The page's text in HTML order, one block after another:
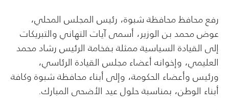
رفع محافظ محافظة شبوة، رئيس المجلس المحلي،
عوض محمد بن الوزير، أسمى آيات التهاني والتبريكات
إلى القيادة السياسية ممثلة بفخامة الرئيس رشاد محمد
العليمي، وإخوانه أعضاء مجلس القيادة الرئاسي،
ورئيس وأعضاء الحكومة، وإلى أبناء محافظة شبوة وكافة
أبناء الوطن، بمناسبة حلول عيد الأضحى المبارك.